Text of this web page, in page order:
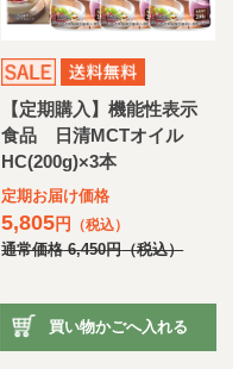
【定期購入】機能性表示
食品 日清MCTオイル
HC(200g)×3本
定期お届け価格
5,805円 （税込）
通常価格6,450円（税込）
買い物かごへ入れる